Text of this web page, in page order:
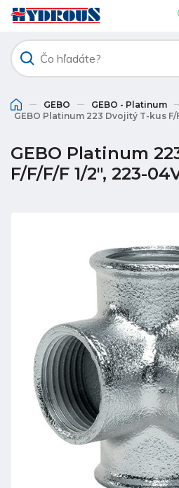
GEBO
GEBO - Platinum
GEBO Platinum 223 Dvojitý T-kus F/
GEBO Platinum
F/F/F/F 1/2", 223-